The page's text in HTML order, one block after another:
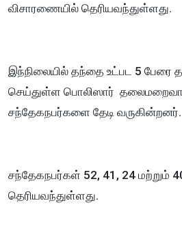
விசாரணையில் தெரியவந்துள்ளது.
இந்நிலையில் தந்தை உட்பட 5 பேரை
செய்துள்ள பொலிஸார்
சந்தேகநபர்களை தேடி வருகின்றனர்.
சந்தேகநபர்கள் 52, 41, 24
தெரியவந்துள்ளது.